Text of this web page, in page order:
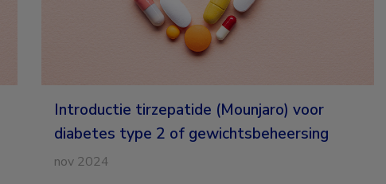
Introductie tirzepatide (Mounjaro) voor
diabetes type 2 of gewichtsbeheersing
nov 2024
of
gewichtsbeheersing